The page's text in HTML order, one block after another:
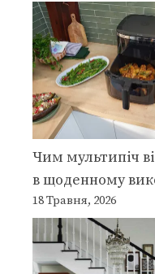
Чим мультипіч
в щоденному
18 Травня, 2026